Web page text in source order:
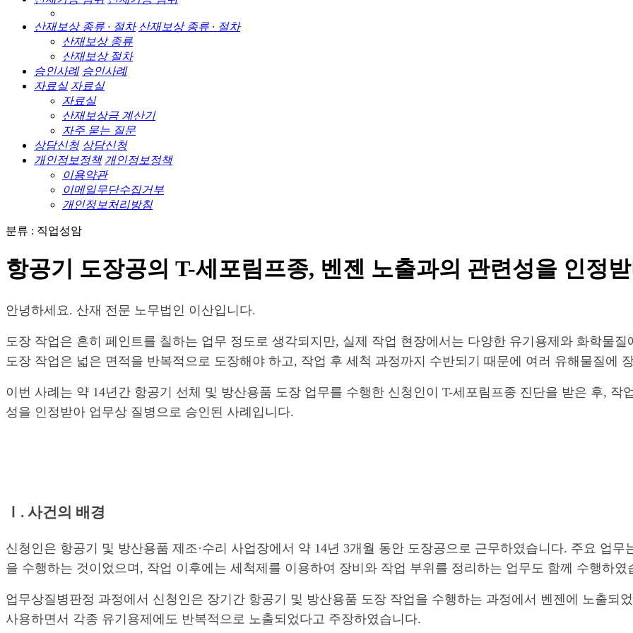
산재보상 종류 · 절차 산재보상 종류 · 절차
산재보상 종류
산재보상 절차
승인사례 승인사례
자료실 자료실
자료실
산재보상금 계산기
자주 묻는 질문
상담신청 상담신청
개인정보정책 개인정보정책
이용약관
이메일무단수집거부
개인정보처리방침
분류 : 직업성암
항공기 도장공의 T-세포림프종, 벤젠 노출과의 관련성을 인정
안녕하세요. 산재 전문 노무법인 이산입니다.
도장 작업은 흔히 페인트를 칠하는 업무 정도로 생각되지만, 실제 작업 현장에서는 다양한 유기용제와 화학물
도장 작업은 넓은 면적을 반복적으로 도장해야 하고, 작업 후 세척 과정까지 수반되기 때문에 여러 유해물질에
이번 사례는 약 14년간 항공기 선체 및 방산용품 도장 업무를 수행한 신청인이 T-세포림프종 진단을 받은 후,
성을 인정받아 업무상 질병으로 승인된 사례입니다.
Ⅰ. 사건의 배경
신청인은 항공기 및 방산용품 제조·수리 사업장에서 약 14년 3개월 동안 도장공으로 근무하였습니다. 주요 업
을 수행하는 것이었으며, 작업 이후에는 세척제를 이용하여 장비와 작업 부위를 정리하는 업무도 함께 수행하였
업무상질병판정 과정에서 신청인은 장기간 항공기 및 방산용품 도장 작업을 수행하는 과정에서 벤젠에 노출되
사용하면서 각종 유기용제에도 반복적으로 노출되었다고 주장하였습니다.